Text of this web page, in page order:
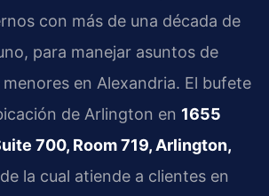
con más de una década de
para manejar asuntos de
en Alexandria. El bufete
de Arlington en 1655
700, Room 719, Arlington,
la cual atiende a clientes en